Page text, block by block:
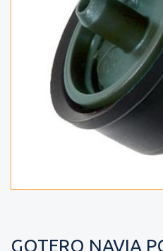
GOTERO NAVIA